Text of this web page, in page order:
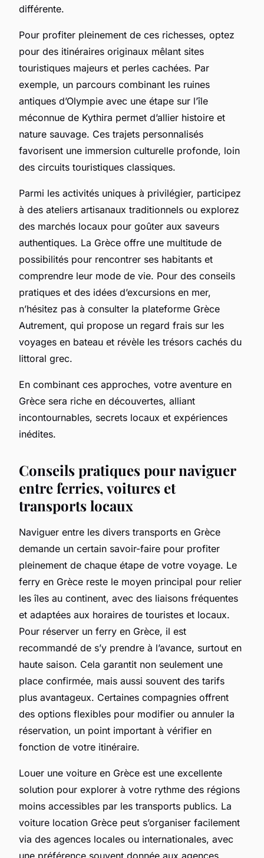
différente.
Pour profiter pleinement de ces richesses, optez
pour des itinéraires originaux mêlant sites
touristiques majeurs et perles cachées. Par
exemple, un parcours combinant les ruines
antiques d’Olympie avec une étape sur l’île
méconnue de Kythira permet d’allier histoire et
nature sauvage. Ces trajets personnalisés
favorisent une immersion culturelle profonde, loin
des circuits touristiques classiques.
Parmi les activités uniques à privilégier, participez
à des ateliers artisanaux traditionnels ou explorez
des marchés locaux pour goûter aux saveurs
authentiques. La Grèce offre une multitude de
possibilités pour rencontrer ses habitants et
comprendre leur mode de vie. Pour des conseils
pratiques et des idées d’excursions en mer,
n’hésitez pas à consulter la plateforme Grèce
Autrement, qui propose un regard frais sur les
voyages en bateau et révèle les trésors cachés du
littoral grec.
En combinant ces approches, votre aventure en
Grèce sera riche en découvertes, alliant
incontournables, secrets locaux et expériences
inédites.
Conseils pratiques pour naviguer
entre ferries, voitures et
transports locaux
Naviguer entre les divers transports en Grèce
demande un certain savoir-faire pour profiter
pleinement de chaque étape de votre voyage. Le
ferry en Grèce reste le moyen principal pour relier
les îles au continent, avec des liaisons fréquentes
et adaptées aux horaires de touristes et locaux.
Pour réserver un ferry en Grèce, il est
recommandé de s’y prendre à l’avance, surtout en
haute saison. Cela garantit non seulement une
place confirmée, mais aussi souvent des tarifs
plus avantageux. Certaines compagnies offrent
des options flexibles pour modifier ou annuler la
réservation, un point important à vérifier en
fonction de votre itinéraire.
Louer une voiture en Grèce est une excellente
solution pour explorer à votre rythme des régions
moins accessibles par les transports publics. La
voiture location Grèce peut s’organiser facilement
via des agences locales ou internationales, avec
une préférence souvent donnée aux agences